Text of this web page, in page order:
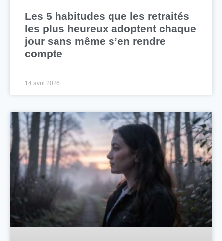
Les 5 habitudes que les retraités
les plus heureux adoptent chaque
jour sans même s’en rendre
compte
14 avril 2026